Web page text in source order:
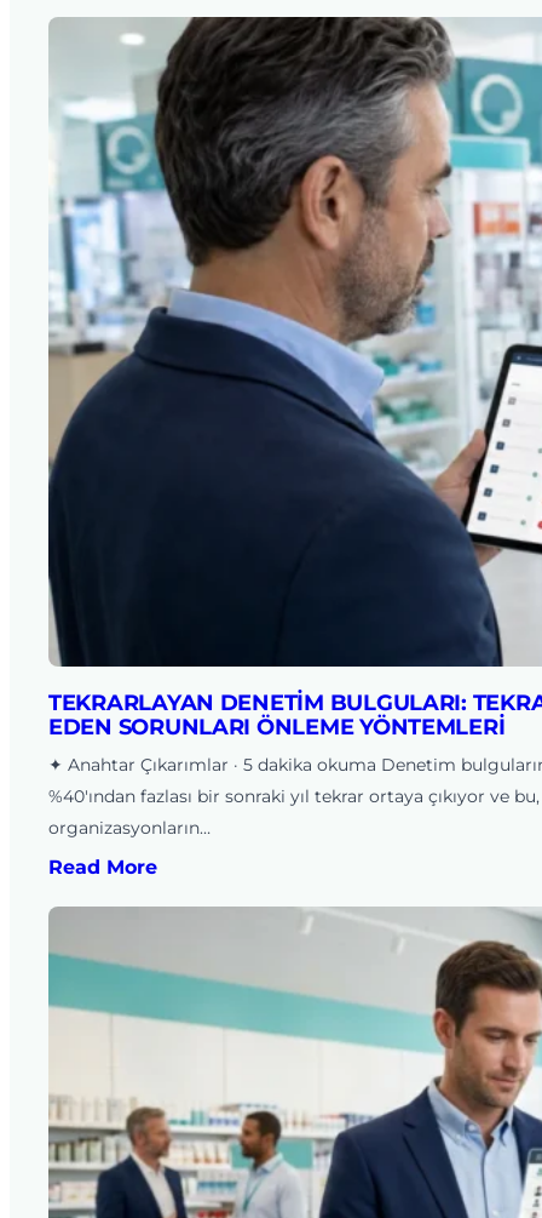
TEKRARLAYAN DENETIM BULGULARI:
EDEN SORUNLARI ÖNLEME YÖNTEMLERI
✦ Anahtar Çıkarımlar · 5 dakika okuma Denetim
%40'ından fazlası bir sonraki yıl tekrar ortaya çıkıyor ve bu,
organizasyonların…
Read More